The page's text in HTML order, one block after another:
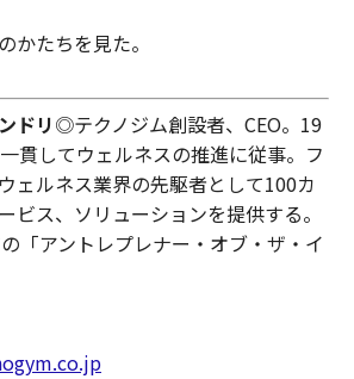
かたちを見た。
ドリ◎テクノジム創設者、CEO。19
貫してウェルネスの推進に従事。フ
ェルネス業界の先駆者として100カ
ビス、ソリューションを提供する。
「アントレプレナー・オブ・ザ・イ